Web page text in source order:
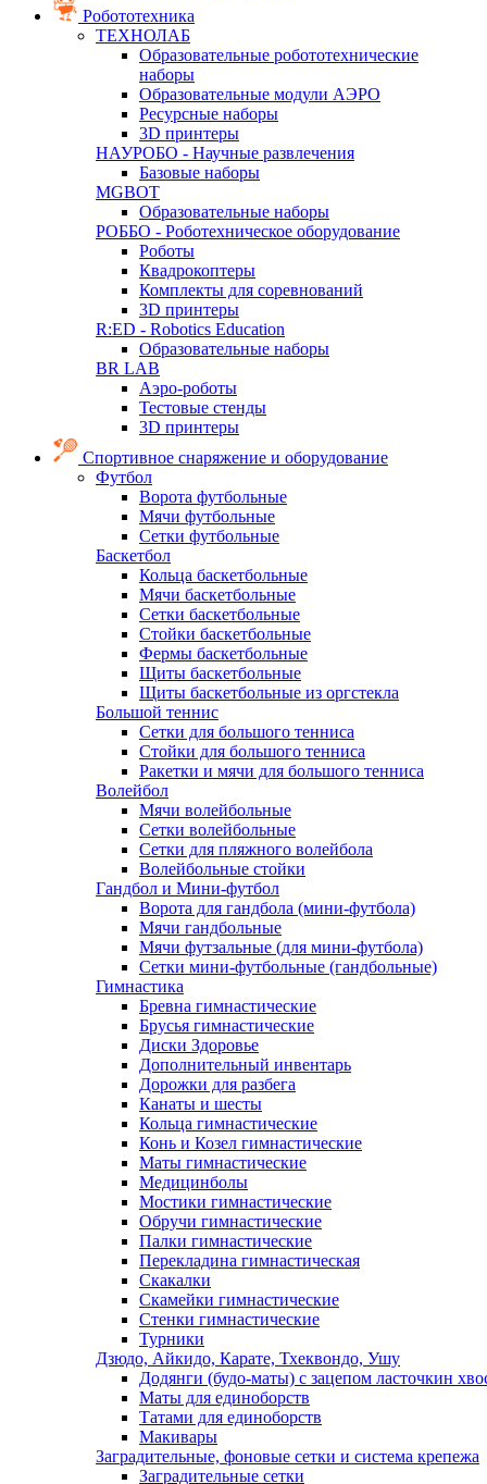
Робототехника
ТЕХНОЛАБ
Образовательные робототехнические
наборы
Образовательные модули АЭРО
Ресурсные наборы
3D принтеры
НАУРОБО - Научные развлечения
Базовые наборы
MGBOT
Образовательные наборы
РОББО - Роботехническое оборудование
Роботы
Квадрокоптеры
Комплекты для соревнований
3D принтеры
R:ED - Robotics Education
Образовательные наборы
BR LAB
Аэро-роботы
Тестовые стенды
3D принтеры
Спортивное снаряжение и оборудование
Футбол
Ворота футбольные
Мячи футбольные
Сетки футбольные
Баскетбол
Кольца баскетбольные
Мячи баскетбольные
Сетки баскетбольные
Стойки баскетбольные
Фермы баскетбольные
Щиты баскетбольные
Щиты баскетбольные из оргстекла
Большой теннис
Сетки для большого тенниса
Стойки для большого тенниса
Ракетки и мячи для большого тенниса
Волейбол
Мячи волейбольные
Сетки волейбольные
Сетки для пляжного волейбола
Волейбольные стойки
Гандбол и Мини-футбол
Ворота для гандбола (мини-футбола)
Мячи гандбольные
Мячи футзальные (для мини-футбола)
Сетки мини-футбольные (гандбольные)
Гимнастика
Бревна гимнастические
Брусья гимнастические
Диски Здоровье
Дополнительный инвентарь
Дорожки для разбега
Канаты и шесты
Кольца гимнастические
Конь и Козел гимнастические
Маты гимнастические
Медицинболы
Мостики гимнастические
Обручи гимнастические
Палки гимнастические
Перекладина гимнастическая
Скакалки
Скамейки гимнастические
Стенки гимнастические
Турники
Дзюдо, Айкидо, Карате, Тхеквондо, Ушу
Додянги (будо-маты) с зацепом ласточкин
Маты для единоборств
Татами для единоборств
Макивары
Заградительные, фоновые сетки и система крепежа
Заградительные сетки